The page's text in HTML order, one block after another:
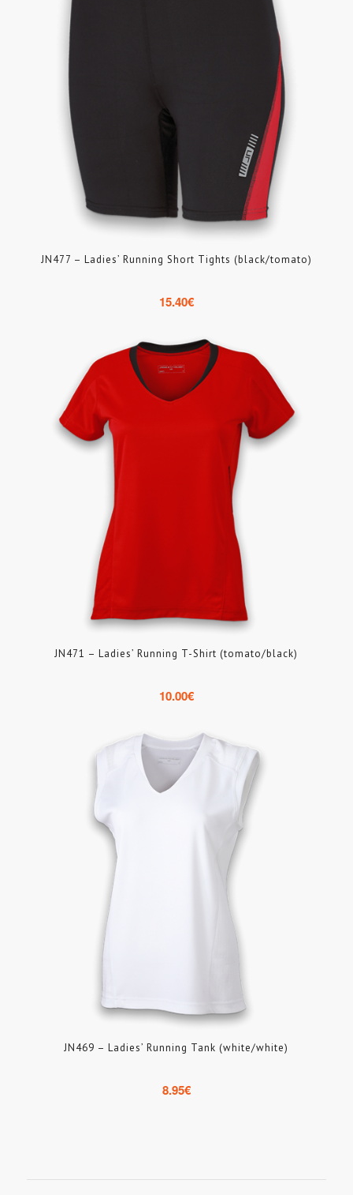
JN477 – Ladies’ Running Short Tights (black/tomato)
15.40€
JN471 – Ladies’ Running T-Shirt (tomato/black)
10.00€
JN469 – Ladies’ Running Tank (white/white)
8.95€